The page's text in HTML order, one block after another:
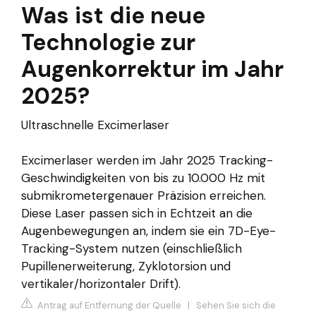
Was ist die neue
Technologie zur
Augenkorrektur im Jahr
2025?
Ultraschnelle Excimerlaser
Excimerlaser werden im Jahr 2025 Tracking-
Geschwindigkeiten von bis zu 10.000 Hz mit
submikrometergenauer Präzision erreichen.
Diese Laser passen sich in Echtzeit an die
Augenbewegungen an, indem sie ein 7D-Eye-
Tracking-System nutzen (einschließlich
Pupillenerweiterung, Zyklotorsion und
vertikaler/horizontaler Drift).
Antrag auf Entfernung der Quelle | Sehen Sie sich die